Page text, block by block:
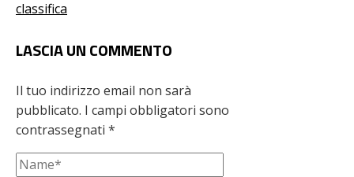
classifica
LASCIA UN COMMENTO
Il tuo indirizzo email non sarà
pubblicato. I campi obbligatori sono
contrassegnati *